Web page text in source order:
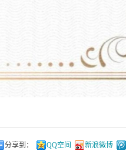
分享到： QQ空间 新浪微博